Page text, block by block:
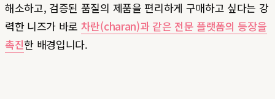
해소하고, 검증된 품질의 제품을 편리하게 구매하고 싶다는 강
력한 니즈가 바로 차란(charan)과 같은 전문 플랫폼의 등장을
촉진한 배경입니다.